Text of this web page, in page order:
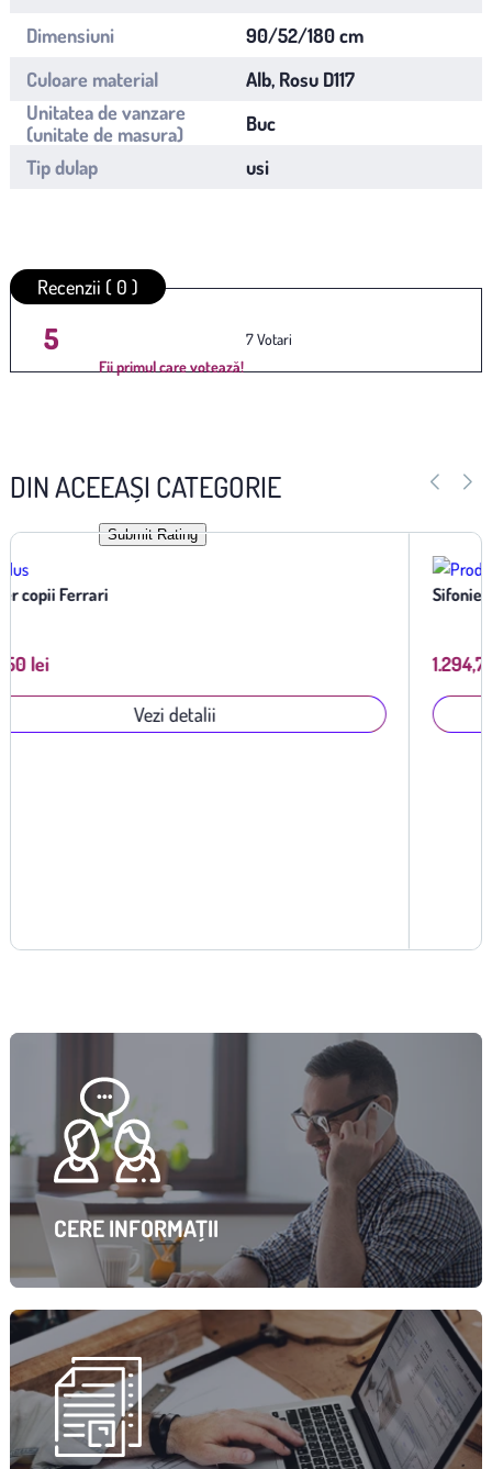
Dimensiuni
90/52/180 cm
Culoare material
Alb, Rosu D117
Unitatea de vanzare
(unitate de masura)
Buc
Tip dulap
usi
Submit Rating
Average rating
5
/ 5. Vote
count:
7
Fii primul care votează!
Recenzii ( 0 )
DIN ACEEAȘI CATEGORIE
Sifonier copii Porsche
1.294,70 lei
CERE INFORMAȚII